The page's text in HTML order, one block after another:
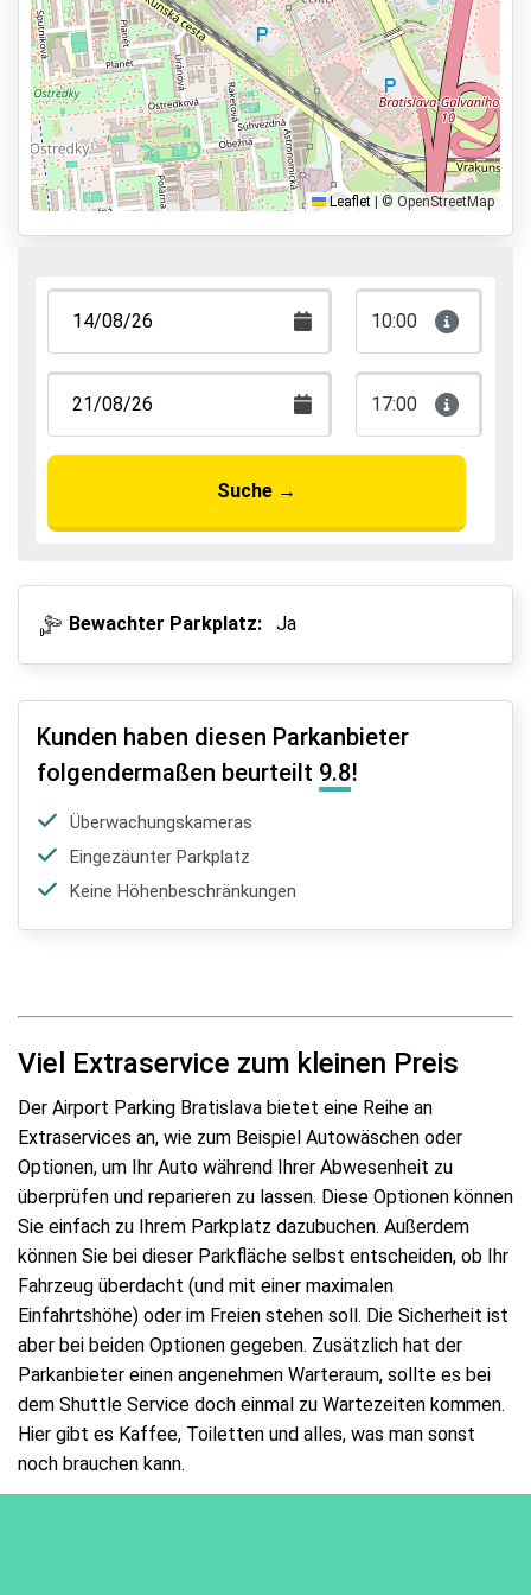
Shuttle Parken
Valet Parken
Park & Walk
Park, Sleep & Fly
Leaflet © OpenStreetMap
10:00
17:00
Suche →
Bewachter Parkplatz: Ja
Kunden haben diesen Parkanbieter
folgendermaßen beurteilt 9.8!
Überwachungskameras
Eingezäunter Parkplatz
Keine Höhenbeschränkungen
Viel Extraservice zum kleinen Preis
Der Airport Parking Bratislava bietet eine Reihe an
Extraservices an, wie zum Beispiel Autowäschen oder
Optionen, um Ihr Auto während Ihrer Abwesenheit zu
überprüfen und reparieren zu lassen. Diese Optionen können
Sie einfach zu Ihrem Parkplatz dazubuchen. Außerdem
können Sie bei dieser Parkfläche selbst entscheiden, ob Ihr
Fahrzeug überdacht (und mit einer maximalen
Einfahrtshöhe) oder im Freien stehen soll. Die Sicherheit ist
aber bei beiden Optionen gegeben. Zusätzlich hat der
Parkanbieter einen angenehmen Warteraum, sollte es bei
dem Shuttle Service doch einmal zu Wartezeiten kommen.
Hier gibt es Kaffee, Toiletten und alles, was man sonst
noch brauchen kann.